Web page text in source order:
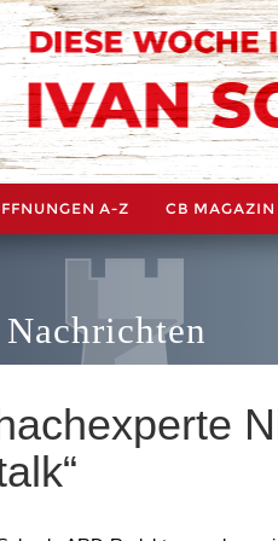
A-Z CB MAGAZIN
Nachrichten